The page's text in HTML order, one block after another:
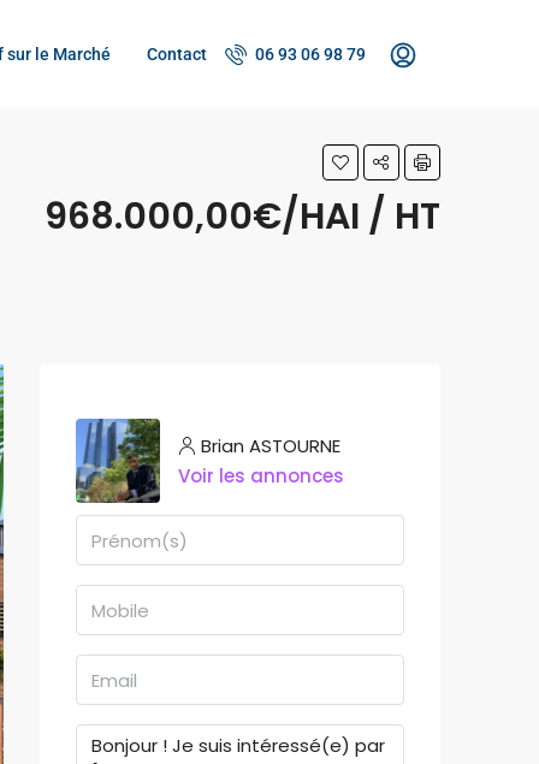
le Marché Contact 06 93 06 98 79
968.000,00€/HAI / HT
Brian ASTOURNE
Voir les annonces